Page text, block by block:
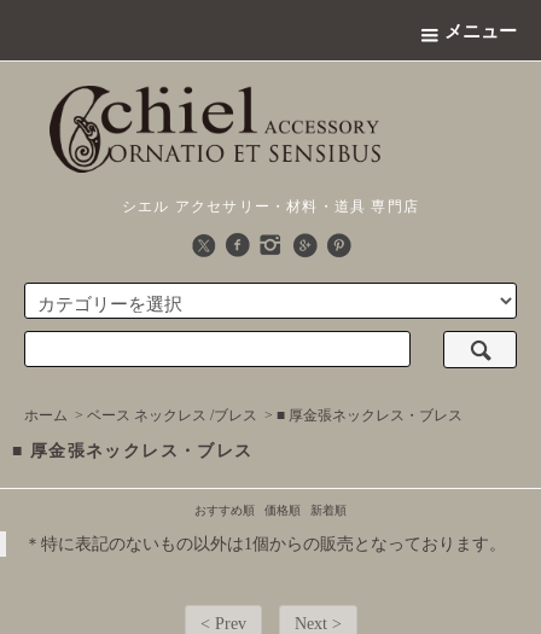
メニュー
シエル アクセサリー・材料・道具 専門店
ホーム > ベース ネックレス /ブレス > ■ 厚金張ネックレス・ブレス
■ 厚金張ネックレス・ブレス
おすすめ順 価格順 新着順
＊特に表記のないもの以外は1個からの販売となっております。
< Prev Next >